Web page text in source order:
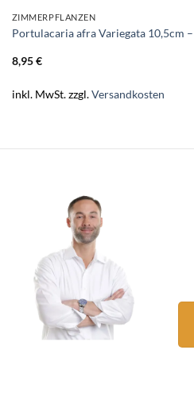
ZIMMERPFLANZEN
Portulacaria afra Variegata 10,5cm
8,95€
inkl. MwSt.zzgl.Versandkosten